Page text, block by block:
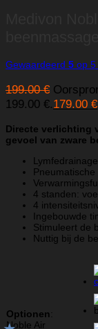
Gewaardeerd 5 op 5
199.00€
199.00 €.179.00 €
Directe verlichting
gevoel van zware
Pneumatische
4 standen:
4
Ingebouwde
Stimuleert de
Nuttig bij de
Optionen:
Noble Air